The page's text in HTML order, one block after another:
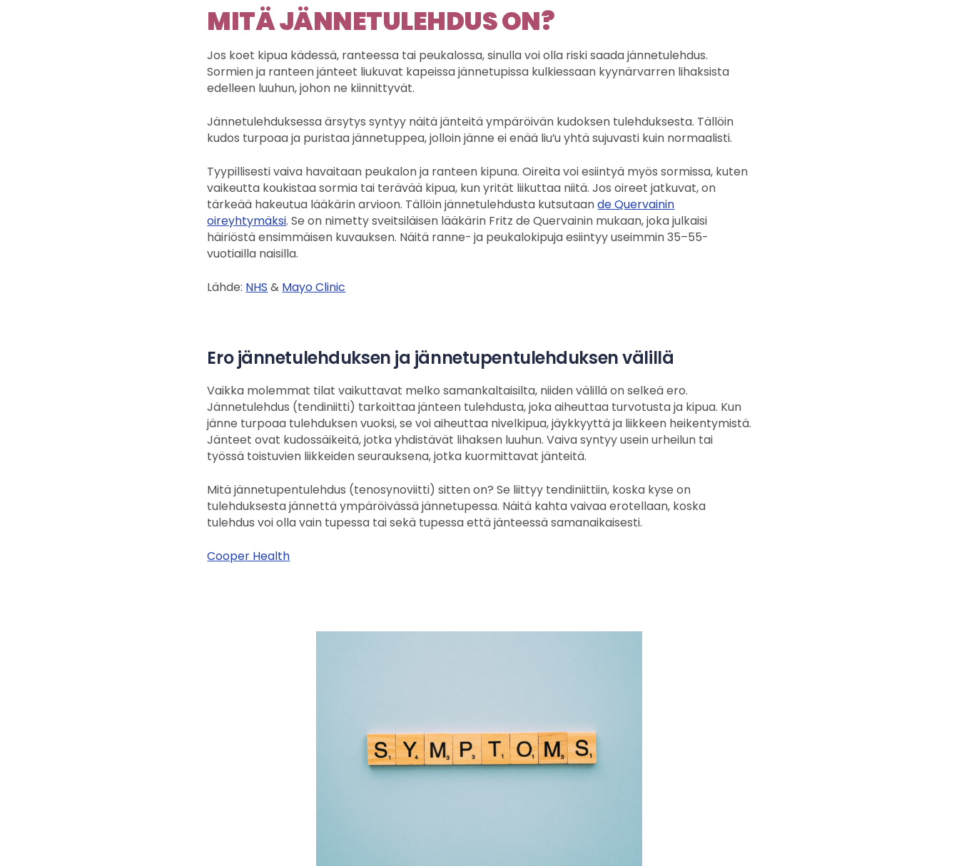
MITÄ JÄNNETULEHDUS ON?
Jos koet kipua kädessä, ranteessa tai peukalossa, sinulla voi olla riski saada jännetulehdus.
Sormien ja ranteen jänteet liukuvat kapeissa jännetupissa kulkiessaan kyynärvarren lihaksista
edelleen luuhun, johon ne kiinnittyvät.
Jännetulehduksessa ärsytys syntyy näitä jänteitä ympäröivän kudoksen tulehduksesta. Tällöin
kudos turpoaa ja puristaa jännetuppea, jolloin jänne ei enää liu’u yhtä sujuvasti kuin normaalisti.
Tyypillisesti vaiva havaitaan peukalon ja ranteen kipuna. Oireita voi esiintyä myös sormissa, kuten
vaikeutta koukistaa sormia tai terävää kipua, kun yrität liikuttaa niitä. Jos oireet jatkuvat, on
tärkeää hakeutua lääkärin arvioon. Tällöin jännetulehdusta kutsutaande Quervainin
oireyhtymäksi. Se on nimetty sveitsiläisen lääkärin Fritz de Quervainin mukaan, joka julkaisi
häiriöstä ensimmäisen kuvauksen. Näitä ranne- ja peukalokipuja esiintyy useimmin 35–55-
vuotiailla naisilla.
Lähde: NHS & Mayo Clinic
Ero jännetulehduksen ja jännetupentulehduksen välillä
Vaikka molemmat tilat vaikuttavat melko samankaltaisilta, niiden välillä on selkeä ero.
Jännetulehdus (tendiniitti) tarkoittaa jänteen tulehdusta, joka aiheuttaa turvotusta ja kipua. Kun
jänne turpoaa tulehduksen vuoksi, se voi aiheuttaa nivelkipua, jäykkyyttä ja liikkeen heikentymistä.
Jänteet ovat kudossäikeitä, jotka yhdistävät lihaksen luuhun. Vaiva syntyy usein urheilun tai
työssä toistuvien liikkeiden seurauksena, jotka kuormittavat jänteitä.
Mitä jännetupentulehdus (tenosynoviitti) sitten on? Se liittyy tendiniittiin, koska kyse on
tulehduksesta jännettä ympäröivässä jännetupessa. Näitä kahta vaivaa erotellaan, koska
tulehdus voi olla vain tupessa tai sekä tupessa että jänteessä samanaikaisesti.
Cooper Health